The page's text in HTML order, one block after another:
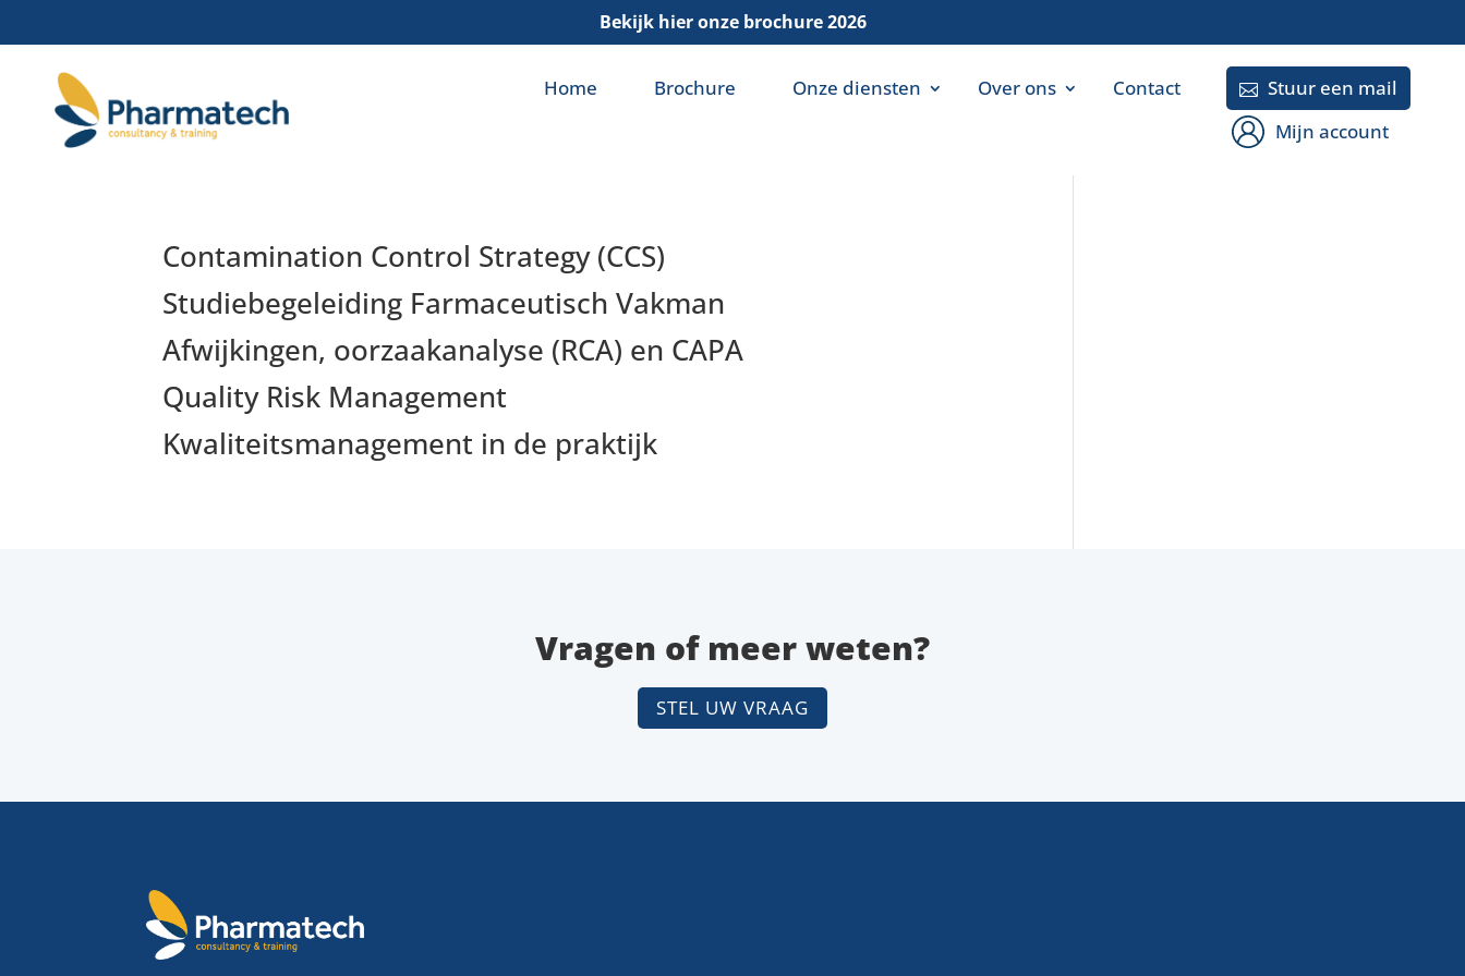
Bekijk hier onze brochure 2026
Home Brochure Onze diensten Over ons Contact  Stuur een mail
Mijn account
Contamination Control Strategy (CCS)
Studiebegeleiding Farmaceutisch Vakman
Afwijkingen, oorzaakanalyse (RCA) en CAPA
Quality Risk Management
Kwaliteitsmanagement in de praktijk
Vragen of meer weten?
STEL UW VRAAG